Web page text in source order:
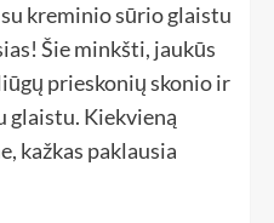
su kreminio sūrio glaistu
Šie minkšti, jaukūs
prieskonių skonio ir
glaistu. Kiekvieną
kažkas paklausia